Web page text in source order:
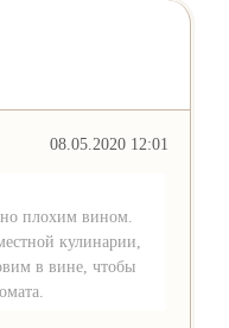
08.05.2020 12:01
плохим вином.
кулинарии,
в вине, чтобы